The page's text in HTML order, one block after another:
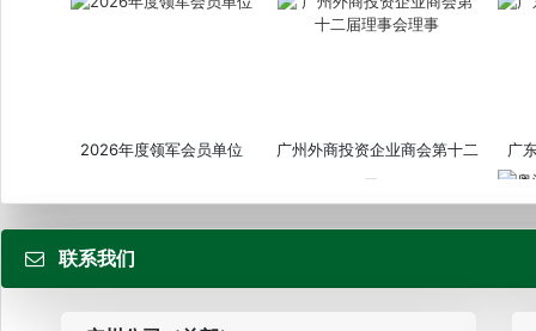
2026年度领军会员单位
广州外商投资企业商会第十二
届...
广
联系我们